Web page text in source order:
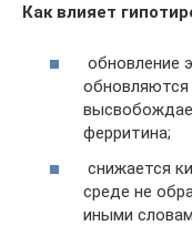
Как влияет
обновление
ферритина;
снижается
среде не
иными